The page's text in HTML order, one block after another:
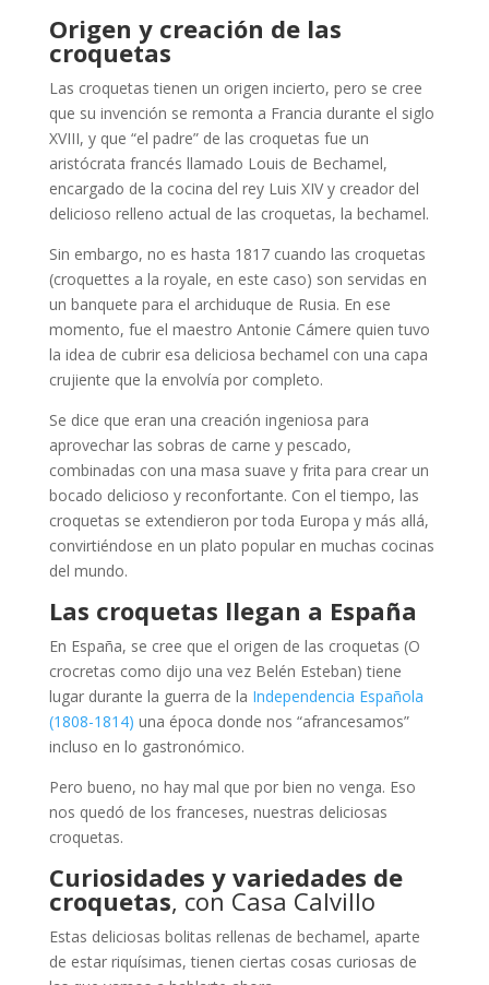
Origen y creación de las
croquetas
Las croquetas tienen un origen incierto, pero se cree
que su invención se remonta a Francia durante el siglo
XVIII, y que “el padre” de las croquetas fue un
aristócrata francés llamado Louis de Bechamel,
encargado de la cocina del rey Luis XIV y creador del
delicioso relleno actual de las croquetas, la bechamel.
Sin embargo, no es hasta 1817 cuando las croquetas
(croquettes a la royale, en este caso) son servidas en
un banquete para el archiduque de Rusia. En ese
momento, fue el maestro Antonie Cámere quien tuvo
la idea de cubrir esa deliciosa bechamel con una capa
crujiente que la envolvía por completo.
Se dice que eran una creación ingeniosa para
aprovechar las sobras de carne y pescado,
combinadas con una masa suave y frita para crear un
bocado delicioso y reconfortante. Con el tiempo, las
croquetas se extendieron por toda Europa y más allá,
convirtiéndose en un plato popular en muchas cocinas
del mundo.
Las croquetas llegan a España
En España, se cree que el origen de las croquetas (O
crocretas como dijo una vez Belén Esteban) tiene
lugar durante la guerra de la Independencia Española
(1808-1814) una época donde nos “afrancesamos”
incluso en lo gastronómico.
Pero bueno, no hay mal que por bien no venga. Eso
nos quedó de los franceses, nuestras deliciosas
croquetas.
Curiosidades y variedades de
croquetas, con Casa Calvillo
Estas deliciosas bolitas rellenas de bechamel, aparte
de estar riquísimas, tienen ciertas cosas curiosas de